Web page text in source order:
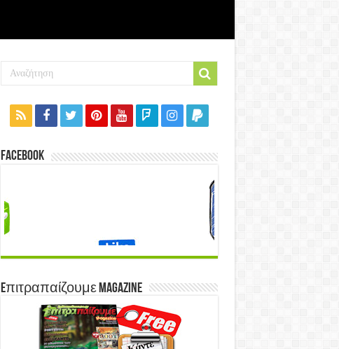
Facebook
Eπιτραπαίζουμε Magazine